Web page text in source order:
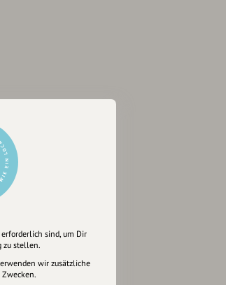
sind, um Dir
zu stellen.
wir zusätzliche